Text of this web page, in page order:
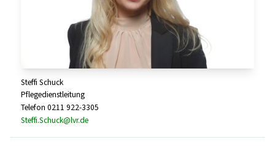
Steffi Schuck
Pflegedienstleitung
Telefon 0211 922-3305
Steffi.Schuck@lvr.de